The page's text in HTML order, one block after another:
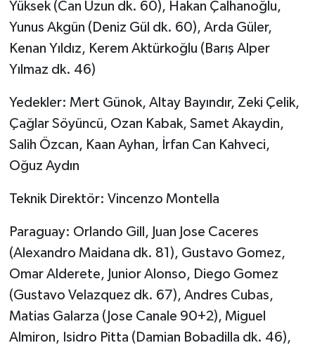
Yüksek (Can Uzun dk. 60), Hakan Çalhanoğlu,
Yunus Akgün (Deniz Gül dk. 60), Arda Güler,
Kenan Yıldız, Kerem Aktürkoğlu (Barış Alper
Yılmaz dk. 46)
Yedekler: Mert Günok, Altay Bayındır, Zeki Çelik,
Çağlar Söyüncü, Ozan Kabak, Samet Akaydin,
Salih Özcan, Kaan Ayhan, İrfan Can Kahveci,
Oğuz Aydın
Teknik Direktör: Vincenzo Montella
Paraguay: Orlando Gill, Juan Jose Caceres
(Alexandro Maidana dk. 81), Gustavo Gomez,
Omar Alderete, Junior Alonso, Diego Gomez
(Gustavo Velazquez dk. 67), Andres Cubas,
Matias Galarza (Jose Canale 90+2), Miguel
Almiron, Isidro Pitta (Damian Bobadilla dk. 46),